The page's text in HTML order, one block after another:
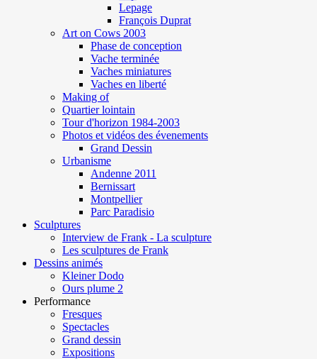
Lepage
François Duprat
Art on Cows 2003
Phase de conception
Vache terminée
Vaches miniatures
Vaches en liberté
Making of
Quartier lointain
Tour d'horizon 1984-2003
Photos et vidéos des évenements
Grand Dessin
Urbanisme
Andenne 2011
Bernissart
Montpellier
Parc Paradisio
Sculptures
Interview de Frank - La sculpture
Les sculptures de Frank
Dessins animés
Kleiner Dodo
Ours plume 2
Performance
Fresques
Spectacles
Grand dessin
Expositions